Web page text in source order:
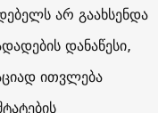
არ გაახსენდა
დანაწესი,
ითვლება